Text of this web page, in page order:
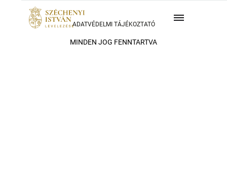
MINDEN JOG FENNTARTVA
ADATVÉDELMI TÁJÉKOZTATÓ